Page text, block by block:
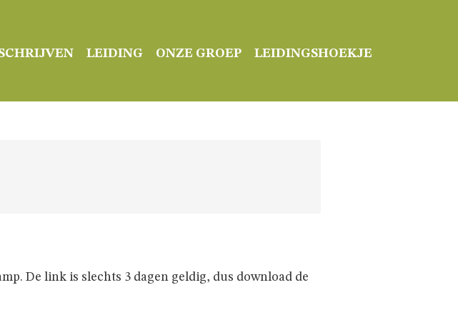
LEIDING ONZE GROEP LEIDINGSHOEKJE
De link is slechts 3 dagen geldig, dus download de